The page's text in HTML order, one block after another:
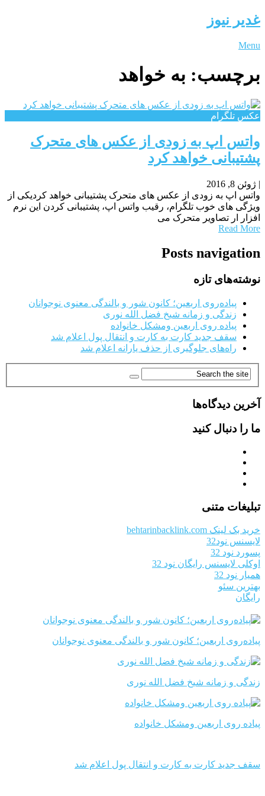
غدیر نیوز
Menu
برچسب: به خواهد
عکس تلگرام
واتس اپ به زودی از عکس های متحرک
پشتیبانی خواهد کرد
| ژوئن 8, 2016
واتس اپ به زودی از عکس های متحرک پشتیبانی خواهد کردیکی از
ویژگی های خوب تلگرام، رقیب واتس اپ، پشتیبانی کردن این نرم
افزار ار تصاویر متحرک می
Read More
Posts navigation
نوشته‌های تازه
پیاده‌روی اربعین؛ کانون شور و بالندگی معنوی نوجوانان
زندگی و زمانه شیخ فضل الله نوری
پیاده روی اربعین ومشکل خانواده
سقف جدید کارت به کارت و انتقال پول اعلام شد
راه‌های جلوگیری از حذف یارانه اعلام شد
آخرین دیدگاه‌ها
ما را دنبال کنید
تبلیغات متنی
خرید بک لینک behtarinbacklink.com
لایسنس نود32
پسورد نود 32
اوکلی لایسنس رایگان نود 32
همیار نود 32
بهترین سئو
رایگان
پیاده‌روی اربعین؛ کانون شور و بالندگی معنوی نوجوانان
زندگی و زمانه شیخ فضل الله نوری
پیاده روی اربعین ومشکل خانواده
سقف جدید کارت به کارت و انتقال پول اعلام شد